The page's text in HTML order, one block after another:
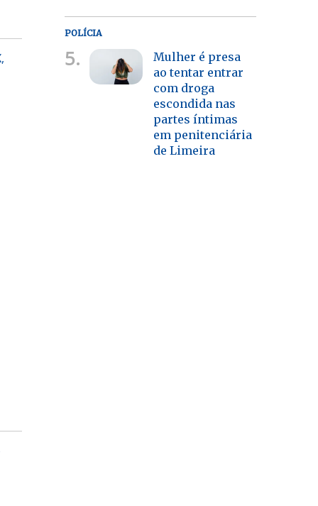
POLÍCIA
5.
Mulher é presa
ao tentar entrar
com droga
escondida nas
partes íntimas
em penitenciária
de Limeira